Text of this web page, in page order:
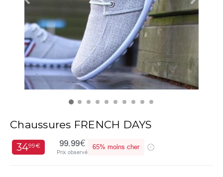
Chaussures FRENCH DAYS
3499€ 99.99€
Prix observé
65% moins cher